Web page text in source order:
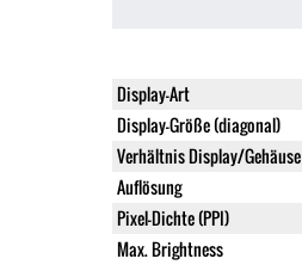
Display-Art
Display-Größe (diagonal)
Verhältnis Display/Gehäuse
Auflösung
Pixel-Dichte (PPI)
Max. Brightness